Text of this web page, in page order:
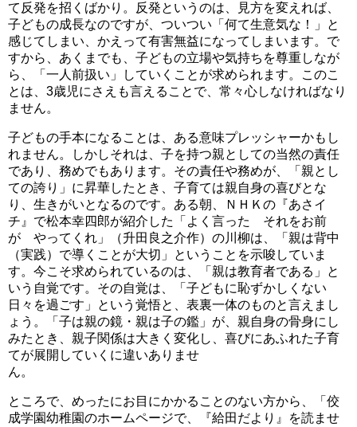
て反発を招くばかり。反発というのは、見方を変えれば、
子どもの成長なのですが、ついつい「何て生意気な！」と
感じてしまい、かえって有害無益になってしまいます。で
すから、あくまでも、子どもの立場や気持ちを尊重しなが
ら、「一人前扱い」していくことが求められます。このこ
とは、3歳児にさえも言えることで、常々心しなければなり
ません。
子どもの手本になることは、ある意味プレッシャーかもし
れません。しかしそれは、子を持つ親としての当然の責任
であり、務めでもあります。その責任や務めが、「親とし
ての誇り」に昇華したとき、子育ては親自身の喜びとな
り、生きがいとなるのです。ある朝、ＮＨＫの『あさイ
チ』で松本幸四郎が紹介した「よく言った それをお前
が やってくれ」（升田良之介作）の川柳は、「親は背中
（実践）で導くことが大切」ということを示唆していま
す。今こそ求められているのは、「親は教育者である」と
いう自覚です。その自覚は、「子どもに恥ずかしくない
日々を過ごす」という覚悟と、表裏一体のものと言えまし
ょう。「子は親の鏡・親は子の鑑」が、親自身の骨身にし
みたとき、親子関係は大きく変化し、喜びにあふれた子育
てが展開していくに違いありませ
ん。
ところで、めったにお目にかかることのない方から、「佼
成学園幼稚園のホームページで、『給田だより』を読ませ